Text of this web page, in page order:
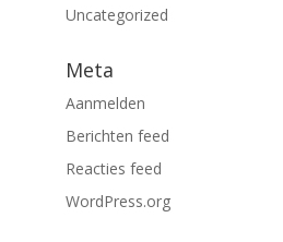
Uncategorized
Meta
Aanmelden
Berichten feed
Reacties feed
WordPress.org